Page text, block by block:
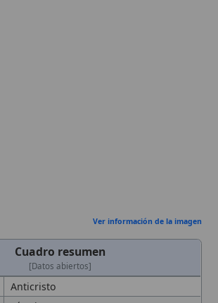
escatológica que encarna la máxima
enseñanza católica el Anticristo es
una persona individual que, mediante
engaño y pseudomesianismo, se
opone a Cristo y se hace pasar por su
sustituto, actuando en la 'última hora'